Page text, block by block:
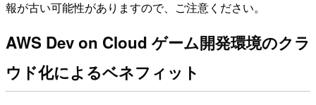
報が古い可能性がありますので、ご注意ください。
AWS Dev on Cloud ゲーム開発環境のクラ
ウド化によるベネフィット